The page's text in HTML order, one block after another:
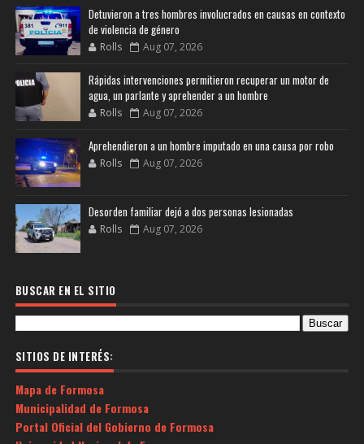
Detuvieron a tres hombres involucrados en causas en contexto
de violencia de género
Rolls Aug 07, 2026
Rápidas intervenciones permitieron recuperar un motor de
agua, un parlante y aprehender a un hombre
Rolls Aug 07, 2026
Aprehendieron a un hombre imputado en una causa por robo
Rolls Aug 07, 2026
Desorden familiar dejó a dos personas lesionadas
Rolls Aug 07, 2026
BUSCAR EN EL SITIO
SITIOS DE INTERÉS:
Mapa de Formosa
Municipalidad de Formosa
Portal Oficial del Gobierno de Formosa